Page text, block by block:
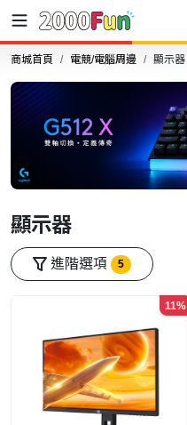
商城首頁 電競/電腦周邊 顯示器
顯示器
進階選項 5
11%